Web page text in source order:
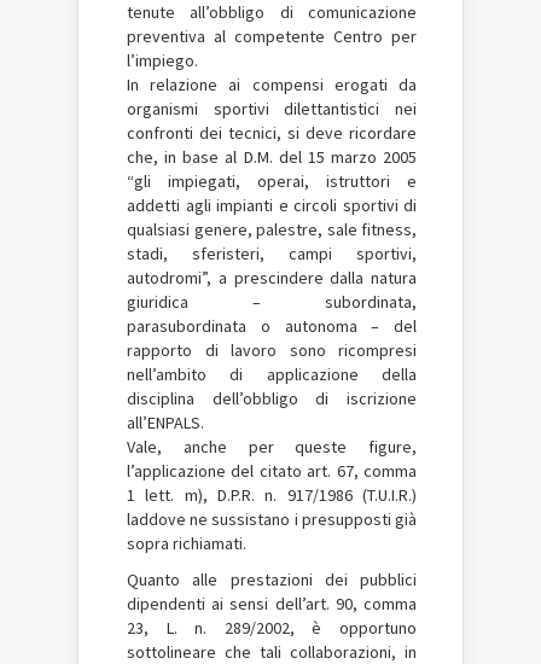
tenute all’obbligo di comunicazione
preventiva al competente Centro per
l’impiego.
In relazione ai compensi erogati da
organismi sportivi dilettantistici nei
confronti dei tecnici, si deve ricordare
che, in base al D.M. del 15 marzo 2005
“gli impiegati, operai, istruttori e
addetti agli impianti e circoli sportivi di
qualsiasi genere, palestre, sale fitness,
stadi, sferisteri, campi sportivi,
autodromi”, a prescindere dalla natura
giuridica – subordinata,
parasubordinata o autonoma – del
rapporto di lavoro sono ricompresi
nell’ambito di applicazione della
disciplina dell’obbligo di iscrizione
all’ENPALS.
Vale, anche per queste figure,
l’applicazione del citato art. 67, comma
1 lett. m), D.P.R. n. 917/1986 (T.U.I.R.)
laddove ne sussistano i presupposti già
sopra richiamati.
Quanto alle prestazioni dei pubblici
dipendenti ai sensi dell’art. 90, comma
23, L. n. 289/2002, è opportuno
sottolineare che tali collaborazioni, in